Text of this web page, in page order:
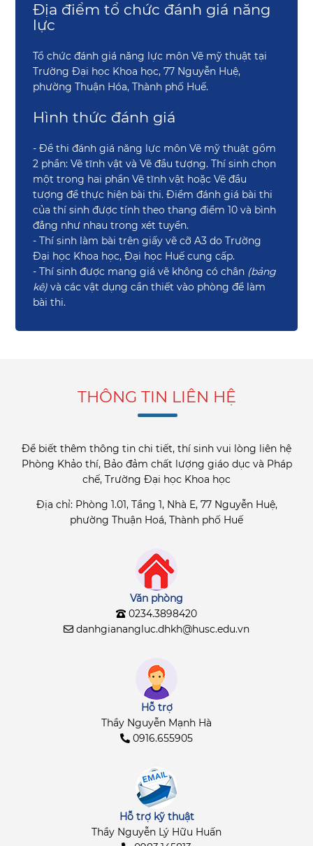
Địa điểm tổ chức đánh giá năng
lực
Tổ chức đánh giá năng lực môn Vẽ mỹ thuật tại
Trường Đại học Khoa học, 77 Nguyễn Huệ,
phường Thuận Hóa, Thành phố Huế.
Hình thức đánh giá
- Đề thi đánh giá năng lực môn Vẽ mỹ thuật gồm
2 phần: Vẽ tĩnh vật và Vẽ đầu tượng. Thí sinh chọn
một trong hai phần Vẽ tĩnh vật hoặc Vẽ đầu
tượng để thực hiện bài thi. Điểm đánh giá bài thi
của thí sinh được tính theo thang điểm 10 và bình
đẳng như nhau trong xét tuyển.
- Thí sinh làm bài trên giấy vẽ cỡ A3 do Trường
Đại học Khoa học, Đại học Huế cung cấp.
- Thí sinh được mang giá vẽ không có chân (bảng
kê) và các vật dụng cần thiết vào phòng để làm
bài thi.
THÔNG TIN LIÊN HỆ
Để biết thêm thông tin chi tiết, thí sinh vui lòng liên hệ
Phòng Khảo thí, Bảo đảm chất lượng giáo dục và Pháp
chế, Trường Đại học Khoa học
Địa chỉ: Phòng 1.01, Tầng 1, Nhà E, 77 Nguyễn Huệ,
phường Thuận Hoá, Thành phố Huế
Văn phòng
0234.3898420
danhgianangluc.dhkh@husc.edu.vn
Hỗ trợ
Thầy Nguyễn Mạnh Hà
0916.655905
Hỗ trợ kỹ thuật
Thầy Nguyễn Lý Hữu Huấn